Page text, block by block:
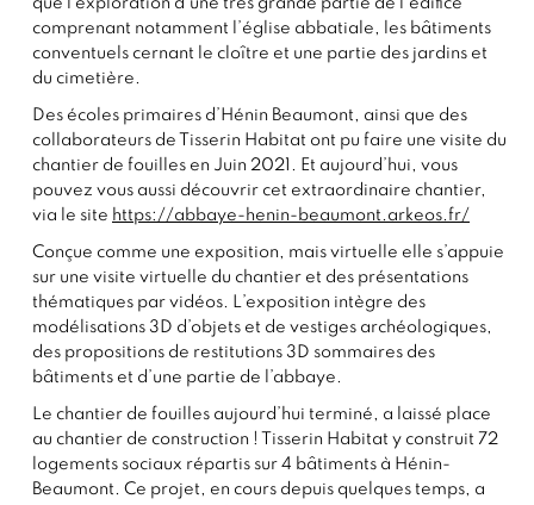
que l’exploration d’une très grande partie de l’édifice
comprenant notamment l’église abbatiale, les bâtiments
conventuels cernant le cloître et une partie des jardins et
du cimetière.
Des écoles primaires d’Hénin Beaumont, ainsi que des
collaborateurs de Tisserin Habitat ont pu faire une visite du
chantier de fouilles en Juin 2021. Et aujourd’hui, vous
pouvez vous aussi découvrir cet extraordinaire chantier,
via le site https://abbaye-henin-beaumont.arkeos.fr/
Conçue comme une exposition, mais virtuelle elle s’appuie
sur une visite virtuelle du chantier et des présentations
thématiques par vidéos. L’exposition intègre des
modélisations 3D d’objets et de vestiges archéologiques,
des propositions de restitutions 3D sommaires des
bâtiments et d’une partie de l’abbaye.
Le chantier de fouilles aujourd’hui terminé, a laissé place
au chantier de construction ! Tisserin Habitat y construit 72
logements sociaux répartis sur 4 bâtiments à Hénin-
Beaumont. Ce projet, en cours depuis quelques temps, a